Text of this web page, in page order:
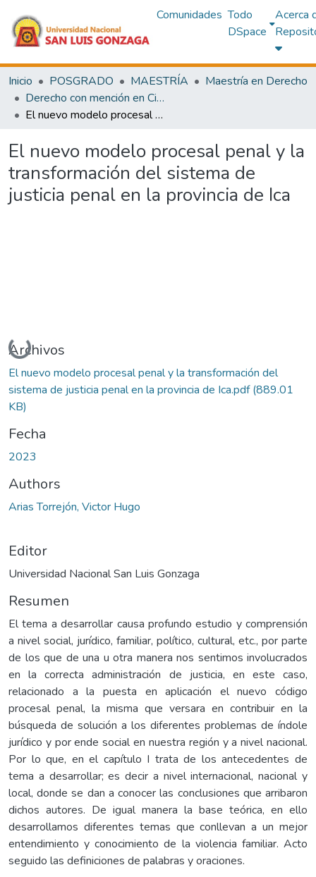
Comunidades Todo
DSpace
Acerca
Inicio POSGRADO MAESTRÍA
Maestría en Derecho
Derecho con mención en Ciencias Penales
El nuevo modelo procesal penal y la transformación del sistema de justicia penal en la provincia de Ica
El nuevo modelo procesal penal y la
transformación del sistema de
justicia penal en la provincia de Ica
Cargando...
Archivos
El nuevo modelo procesal penal y la transformación del
sistema de justicia penal en la provincia de Ica.pdf(889.01
KB)
Fecha
2023
Authors
Arias Torrejón, Victor Hugo
Editor
Universidad Nacional San Luis Gonzaga
Resumen
El tema a desarrollar causa profundo estudio y comprensión
a nivel social, jurídico, familiar, político, cultural, etc., por parte
de los que de una u otra manera nos sentimos involucrados
en la correcta administración de justicia, en este caso,
relacionado a la puesta en aplicación el nuevo código
procesal penal, la misma que versara en contribuir en la
búsqueda de solución a los diferentes problemas de índole
jurídico y por ende social en nuestra región y a nivel nacional.
Por lo que, en el capítulo I trata de los antecedentes de
tema a desarrollar; es decir a nivel internacional, nacional y
local, donde se dan a conocer las conclusiones que arribaron
dichos autores. De igual manera la base teórica, en ello
desarrollamos diferentes temas que conllevan a un mejor
entendimiento y conocimiento de la violencia familiar. Acto
seguido las definiciones de palabras y oraciones.